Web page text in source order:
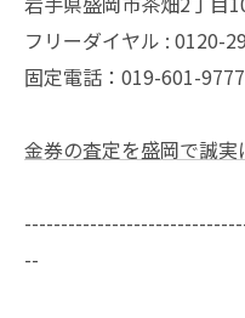
フリーダイヤル : 0120-
固定電話：019-601-9777
金券の査定を盛岡で誠実
--